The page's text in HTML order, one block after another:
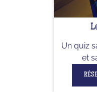
Un quiz
et